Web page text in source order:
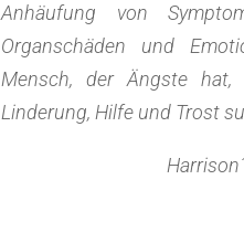
Anhäufung von
Organschäden und
Mensch, der Ängste
Linderung, Hilfe und Trost